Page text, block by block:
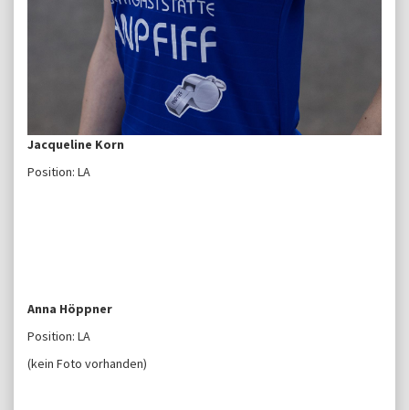
Jacqueline Korn
Position: LA
Anna Höppner
Position: LA
(kein Foto vorhanden)